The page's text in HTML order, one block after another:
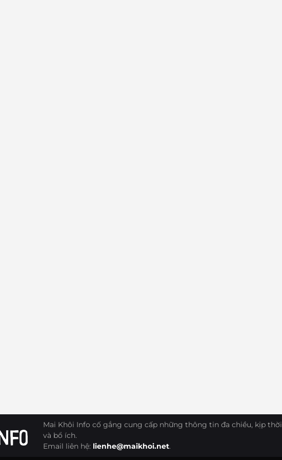
Mai Khôi Info cố gắng cung cấp những thông tin đa chiều, kịp thời
và bổ ích.
Email liên hệ: lienhe@maikhoi.net.